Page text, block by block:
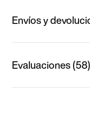
Envíos y
Evaluaciones (58)